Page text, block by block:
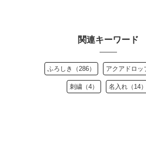
関連キーワード
ふろしき（286） アクアドロッ
刺繍（4） 名入れ（14）